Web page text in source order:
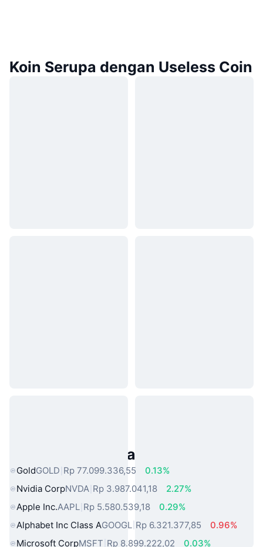
Koin Serupa dengan Useless Coin
Aset Dunia Nyata Populer
GoldGOLD Rp 77.099.336,55
0.13%
Nvidia CorpNVDA Rp 3.987.041,18
2.27%
Apple Inc.AAPL Rp 5.580.539,18
0.29%
Alphabet Inc Class AGOOGL Rp 6.321.377,85
0.96%
Microsoft CorpMSFT Rp 8.899.222,02 0.03%